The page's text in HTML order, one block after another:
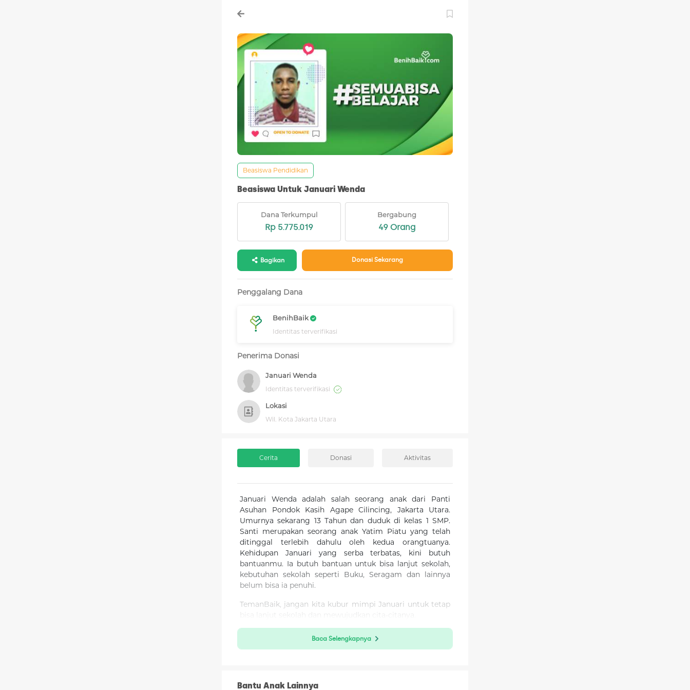
Beasiswa Pendidikan
Beasiswa Untuk Januari Wenda
Dana Terkumpul
Rp 5.775.019
Bergabung
49 Orang
Bagikan Donasi Sekarang
Penggalang Dana
BenihBaik
Identitas terverifikasi
Penerima Donasi
Januari Wenda
Identitas terverifikasi
Lokasi
Wil. Kota Jakarta Utara
Cerita Donasi Aktivitas
Januari Wenda adalah salah seorang anak dari Panti
Asuhan Pondok Kasih Agape Cilincing, Jakarta Utara.
Umurnya sekarang 13 Tahun dan duduk di kelas 1 SMP.
Santi merupakan seorang anak Yatim Piatu yang telah
ditinggal terlebih dahulu oleh kedua orangtuanya.
Kehidupan Januari yang serba terbatas, kini butuh
bantuanmu. Ia butuh bantuan untuk bisa lanjut sekolah,
kebutuhan sekolah seperti Buku, Seragam dan lainnya
belum bisa ia penuhi.
TemanBaik, jangan kita kubur mimpi Januari untuk tetap
Kamu bisa menjadi pahlawan bagi anak-anak ini untuk
jadi masa depan bagi keluarga mereka dan Indonesia
Baca Selengkapnya
Bantu Anak Lainnya